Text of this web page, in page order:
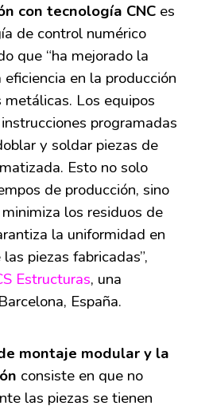
con tecnología CNC es
de control numérico
que “ha mejorado la
eficiencia en la producción
metálicas. Los equipos
programadas
y soldar piezas de
Esto no solo
de producción, sino
los residuos de
la uniformidad en
piezas fabricadas”,
Estructuras, una
España.
montaje modular y la
consiste en que no
las piezas se tienen